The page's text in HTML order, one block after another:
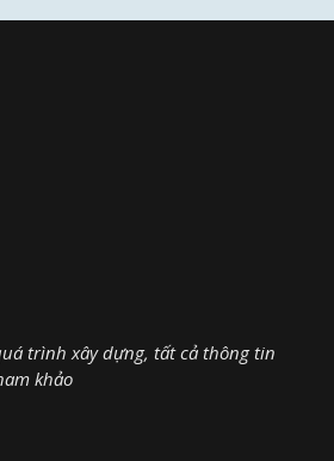
trình xây dựng, tất cả thông tin
khảo